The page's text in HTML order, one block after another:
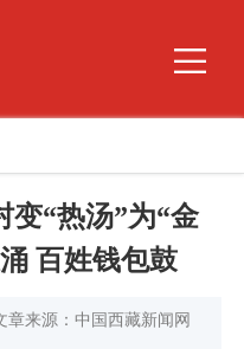
变“热汤”为“金
百姓钱包鼓
章来源：中国西藏新闻网